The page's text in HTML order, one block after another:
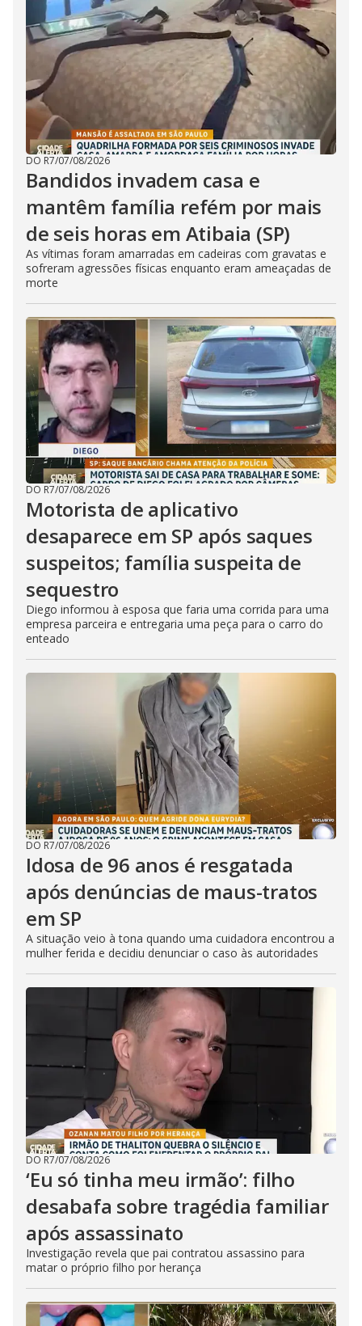
DO R7/07/08/2026
Bandidos invadem casa e
mantêm família refém por mais
de seis horas em Atibaia (SP)
As vítimas foram amarradas em cadeiras com gravatas e
sofreram agressões físicas enquanto eram ameaçadas de
morte
DO R7/07/08/2026
Motorista de aplicativo
desaparece em SP após saques
suspeitos; família suspeita de
sequestro
Diego informou à esposa que faria uma corrida para uma
empresa parceira e entregaria uma peça para o carro do
enteado
DO R7/07/08/2026
Idosa de 96 anos é resgatada
após denúncias de maus-tratos
em SP
A situação veio à tona quando uma cuidadora encontrou a
mulher ferida e decidiu denunciar o caso às autoridades
DO R7/07/08/2026
‘Eu só tinha meu irmão’: filho
desabafa sobre tragédia familiar
após assassinato
Investigação revela que pai contratou assassino para
matar o próprio filho por herança